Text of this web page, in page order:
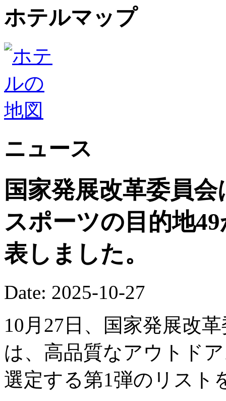
ホテルマップ
ニュース
国家発展改革委員
スポーツの目的地
表しました。
Date: 2025-10-27
10月27日、国家発展改
は、高品質なアウトド
選定する第1弾のリスト